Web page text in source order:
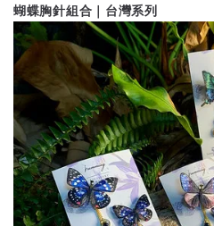
蝴蝶胸針組合｜台灣系列